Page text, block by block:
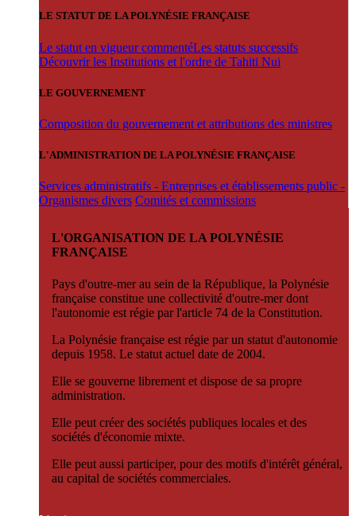
LE STATUT DE LA POLYNÉSIE FRANÇAISE
Le statut en vigueur commentéLes statuts successifs
Découvrir les Institutions et l'ordre de Tahiti Nui
LE GOUVERNEMENT
Composition du gouvernement et attributions des ministres
L'ADMINISTRATION DE LA POLYNÉSIE FRANÇAISE
Services administratifs - Entreprises et établissements public -
Organismes divers Comités et commissions
L'ORGANISATION DE LA POLYNÉSIE
FRANÇAISE
Pays d'outre-mer au sein de la République, la Polynésie
française constitue une collectivité d'outre-mer dont
l'autonomie est régie par l'article 74 de la Constitution.
La Polynésie française est régie par un statut d'autonomie
depuis 1958. Le statut actuel date de 2004.
Elle se gouverne librement et dispose de sa propre
administration.
Elle peut créer des sociétés publiques locales et des
sociétés d'économie mixte.
Elle peut aussi participer, pour des motifs d'intérêt général,
au capital de sociétés commerciales.